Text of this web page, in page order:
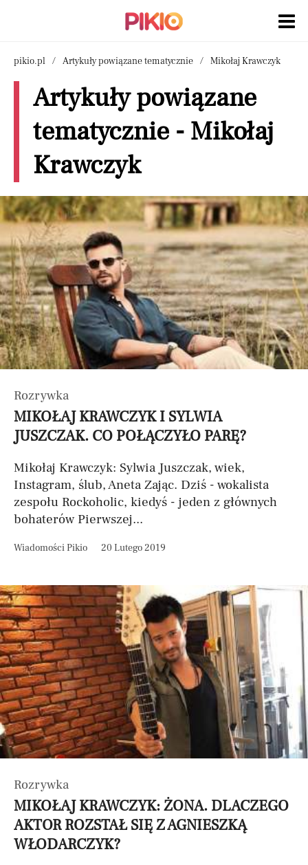
pikio.pl Artykuły powiązane tematycznie Mikołaj Krawczyk
Artykuły powiązane
tematycznie - Mikołaj
Krawczyk
Rozrywka
MIKOŁAJ KRAWCZYK I SYLWIA
JUSZCZAK. CO POŁĄCZYŁO PARĘ?
Mikołaj Krawczyk: Sylwia Juszczak, wiek,
Instagram, ślub, Aneta Zając. Dziś - wokalista
zespołu Rockoholic, kiedyś - jeden z głównych
bohaterów Pierwszej...
Wiadomości Pikio 20 Lutego 2019
Rozrywka
MIKOŁAJ KRAWCZYK: ŻONA. DLACZEGO
AKTOR ROZSTAŁ SIĘ Z AGNIESZKĄ
WŁODARCZYK?